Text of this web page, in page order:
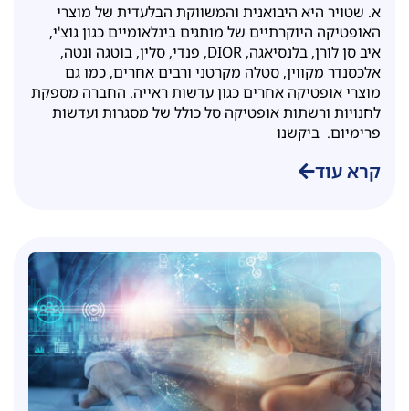
דיגיטלים
א. שטויר היא היבואנית והמשווקת הבלעדית של מוצרי
האופטיקה היוקרתיים של מותגים בינלאומיים כגון גוצ'י,
איב סן לורן, בלנסיאגה, DIOR, פנדי, סלין, בוטגה ונטה,
אלכסנדר מקווין, סטלה מקרטני ורבים אחרים, כמו גם
מוצרי אופטיקה אחרים כגון עדשות ראייה. החברה מספקת
לחנויות ורשתות אופטיקה סל כולל של מסגרות ועדשות
פרימיום. ביקשנו
קרא עוד